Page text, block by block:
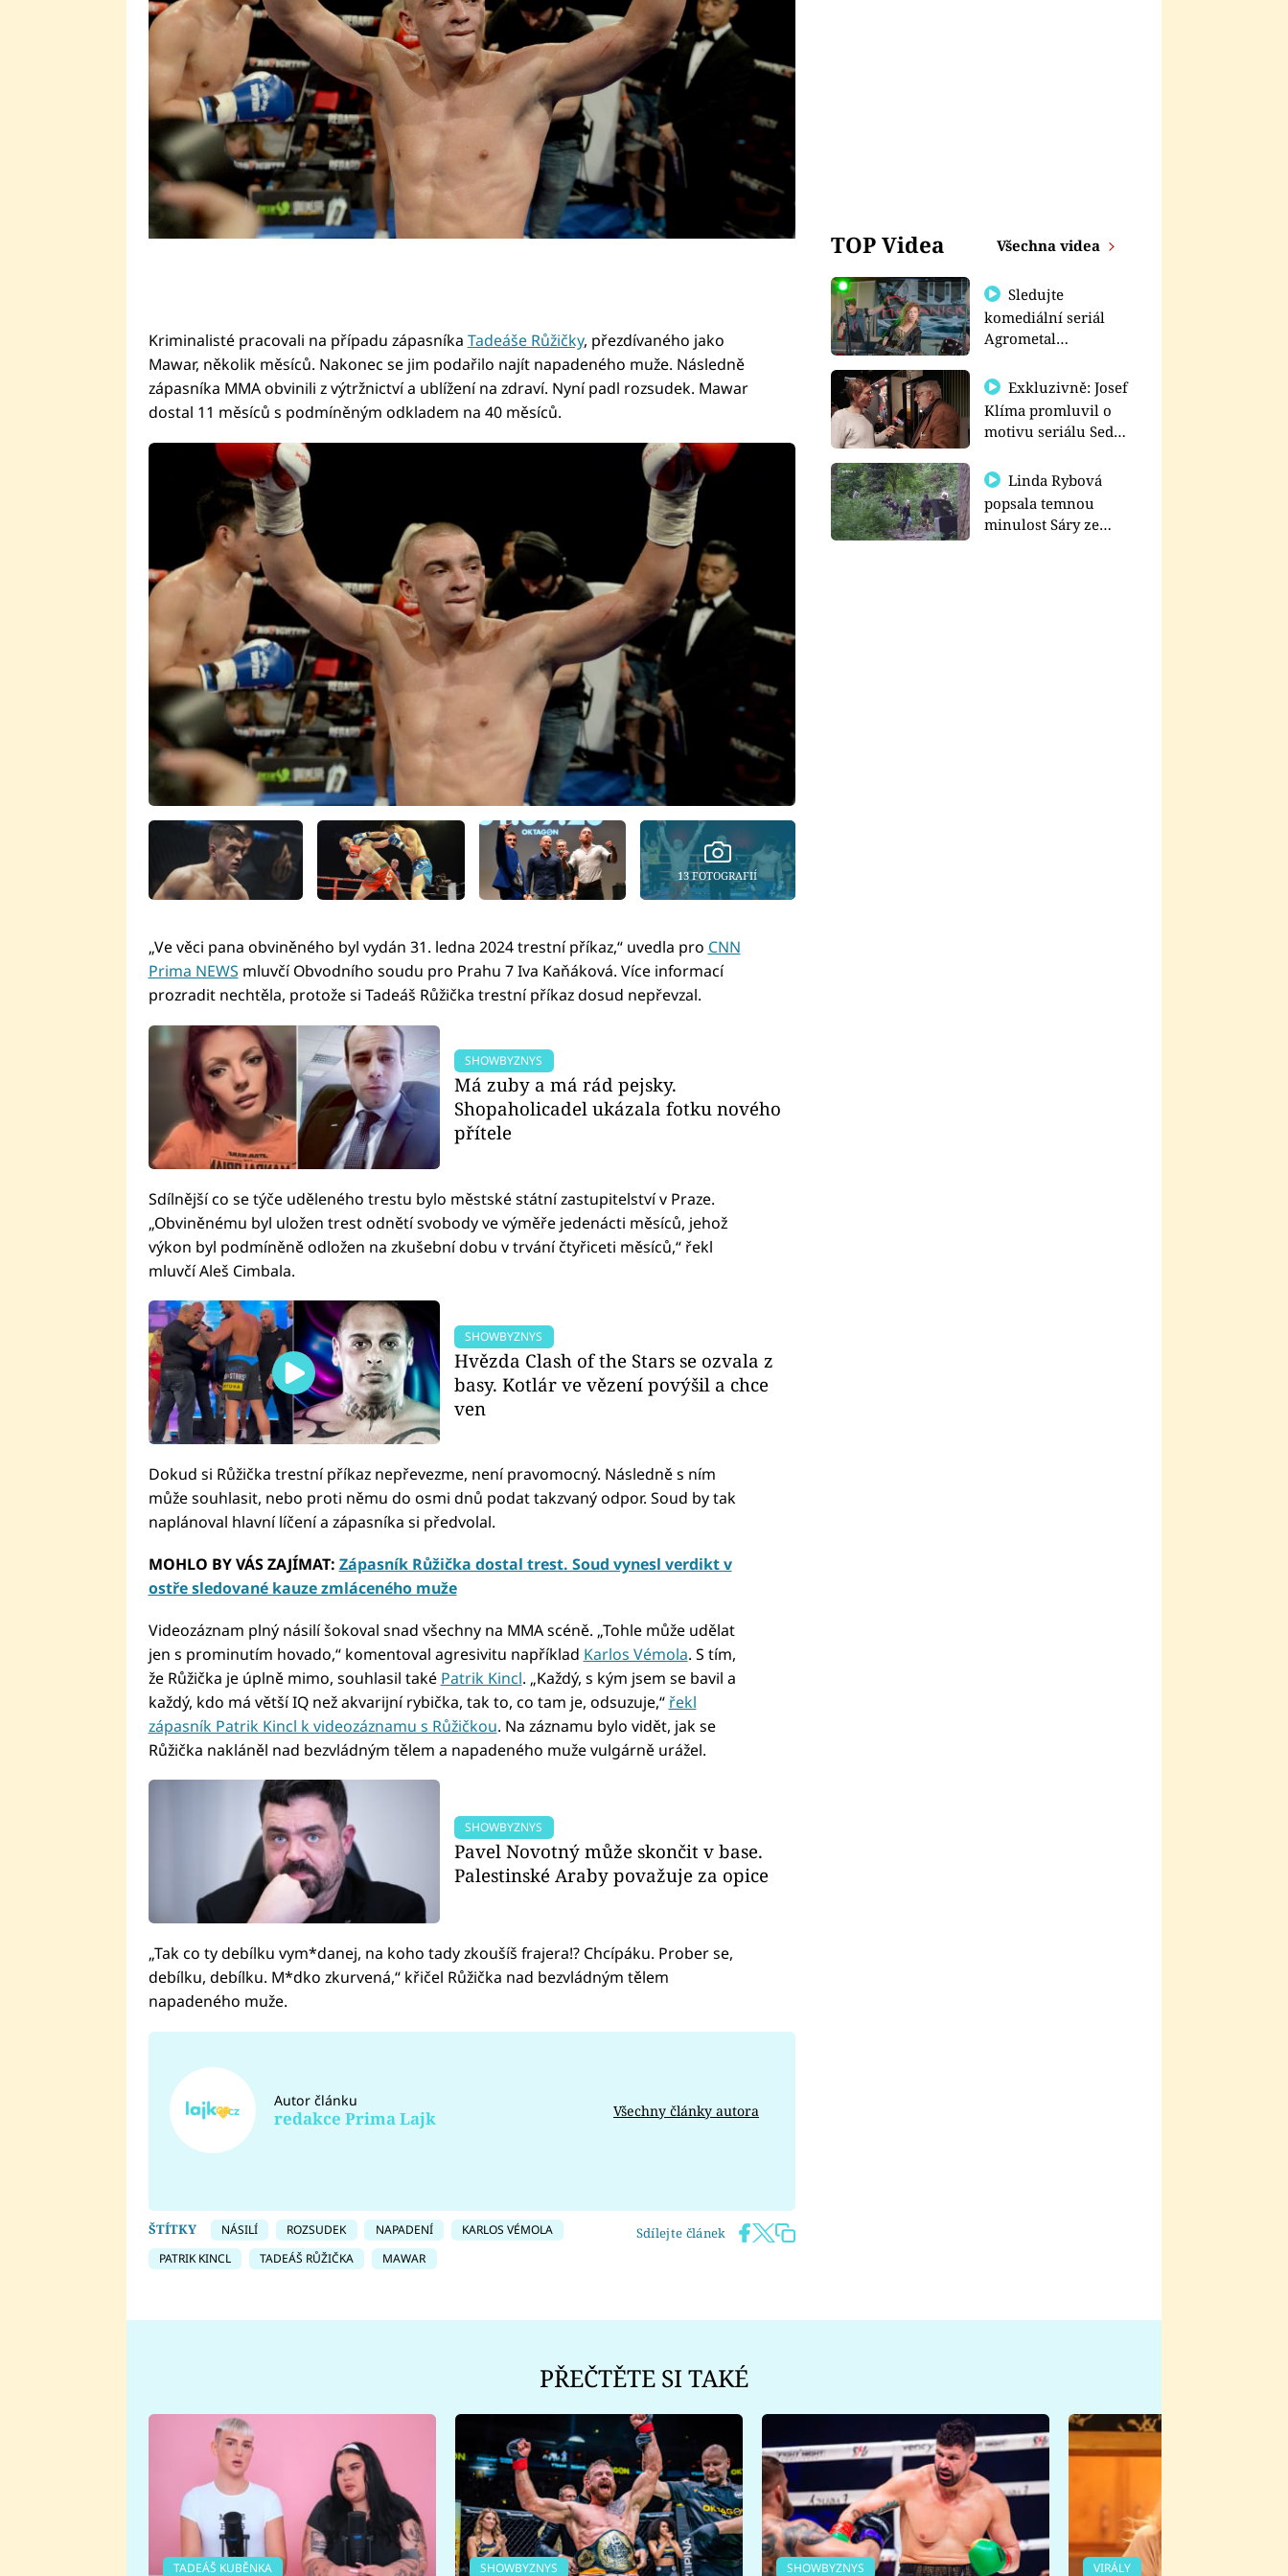
Kriminalisté pracovali na případu zápasníka Tadeáše Růžičky, přezdívaného jako
Mawar, několik měsíců. Nakonec se jim podařilo najít napadeného muže. Následně
zápasníka MMA obvinili z výtržnictví a ublížení na zdraví. Nyní padl rozsudek. Mawar
dostal 11 měsíců s podmíněným odkladem na 40 měsíců.
13 FOTOGRAFIÍ
„Ve věci pana obviněného byl vydán 31. ledna 2024 trestní příkaz,“ uvedla pro CNN
Prima NEWS mluvčí Obvodního soudu pro Prahu 7 Iva Kaňáková. Více informací
prozradit nechtěla, protože si Tadeáš Růžička trestní příkaz dosud nepřevzal.
SHOWBYZNYS
Má zuby a má rád pejsky.
Shopaholicadel ukázala fotku nového
přítele
Sdílnější co se týče uděleného trestu bylo městské státní zastupitelství v Praze.
„Obviněnému byl uložen trest odnětí svobody ve výměře jedenácti měsíců, jehož
výkon byl podmíněně odložen na zkušební dobu v trvání čtyřiceti měsíců,“ řekl
mluvčí Aleš Cimbala.
SHOWBYZNYS
Hvězda Clash of the Stars se ozvala z
basy. Kotlár ve vězení povýšil a chce
ven
Dokud si Růžička trestní příkaz nepřevezme, není pravomocný. Následně s ním
může souhlasit, nebo proti němu do osmi dnů podat takzvaný odpor. Soud by tak
naplánoval hlavní líčení a zápasníka si předvolal.
MOHLO BY VÁS ZAJÍMAT: Zápasník Růžička dostal trest. Soud vynesl verdikt v
ostře sledované kauze zmláceného muže
Videozáznam plný násilí šokoval snad všechny na MMA scéně. „Tohle může udělat
jen s prominutím hovado,“ komentoval agresivitu například Karlos Vémola. S tím,
že Růžička je úplně mimo, souhlasil také Patrik Kincl. „Každý, s kým jsem se bavil a
každý, kdo má větší IQ než akvarijní rybička, tak to, co tam je, odsuzuje,“ řekl
zápasník Patrik Kincl k videozáznamu s Růžičkou. Na záznamu bylo vidět, jak se
Růžička nakláněl nad bezvládným tělem a napadeného muže vulgárně urážel.
SHOWBYZNYS
Pavel Novotný může skončit v base.
Palestinské Araby považuje za opice
„Tak co ty debílku vym*danej, na koho tady zkoušíš frajera!? Chcípáku. Prober se,
debílku, debílku. M*dko zkurvená,“ křičel Růžička nad bezvládným tělem
napadeného muže.
Autor článku
redakce Prima Lajk Všechny články autora
Sdílejte článek
ŠTÍTKY NÁSILÍ ROZSUDEK NAPADENÍ
KARLOS VÉMOLA
PATRIK KINCL
TADEÁŠ RŮŽIČKA MAWAR
TOP Videa Všechna videa
Sledujte
komediální seriál
Agrometal
prima+
Exkluzivně: Josef
Klíma promluvil o
motivu seriálu Sedm
Linda Rybová
popsala temnou
minulost Sáry ze
PŘEČTĚTE SI TAKÉ
TADEÁŠ KUBĚNKA SHOWBYZNYS SHOWBYZNYS VIRÁLY